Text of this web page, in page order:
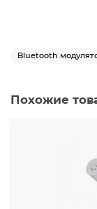
Bluetooth
Похожие